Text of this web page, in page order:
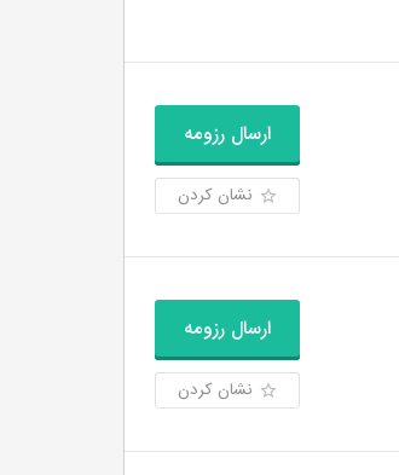
ارسال رزومه
نشان کردن
ارسال رزومه
نشان کردن